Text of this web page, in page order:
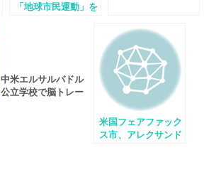
「地球市民運動」を
中米エルサルバドル
公立学校で脳トレー
米国フェアファック
ス市、アレクサンド